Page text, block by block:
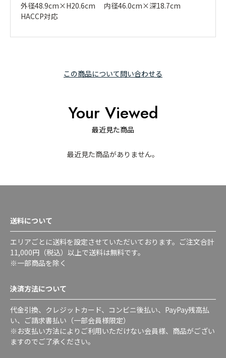
外径48.9cm×H20.6cm 内径46.0cm×深18.7cm
HACCP対応
この商品について問い合わせる
Your Viewed
最近見た商品
最近見た商品がありません。
送料について
エリアごとに送料を設定させていただいております。ご注文合計
11,000円（税込）以上で送料は無料です。
※一部商品を除く
決済方法について
代金引換、クレジットカード、コンビニ後払い、PayPay残高払
い、ご請求書払い（一部会員様限定）
※お支払い方法によりご利用いただけない会員様、商品がござい
ますのでご了承ください。